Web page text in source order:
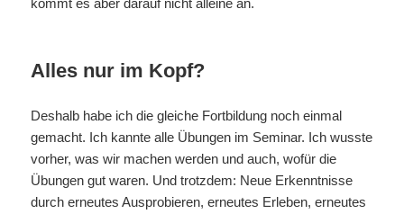
Alles nur im Kopf?
Deshalb habe ich die gleiche Fortbildung noch einmal
gemacht. Ich kannte alle Übungen im Seminar. Ich wusste
vorher, was wir machen werden und auch, wofür die
Übungen gut waren. Und trotzdem: Neue Erkenntnisse
durch erneutes Ausprobieren, erneutes Erleben, erneutes